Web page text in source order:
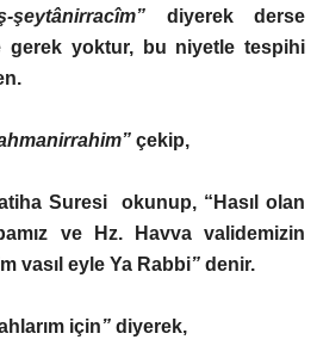
diyerek derse
gerek yoktur, bu niyetle tespihi
çekip,
Suresi okunup, “Hasıl olan
ve Hz. Havva validemizin
vasıl eyle Ya Rabbi” denir.
için” diyerek,